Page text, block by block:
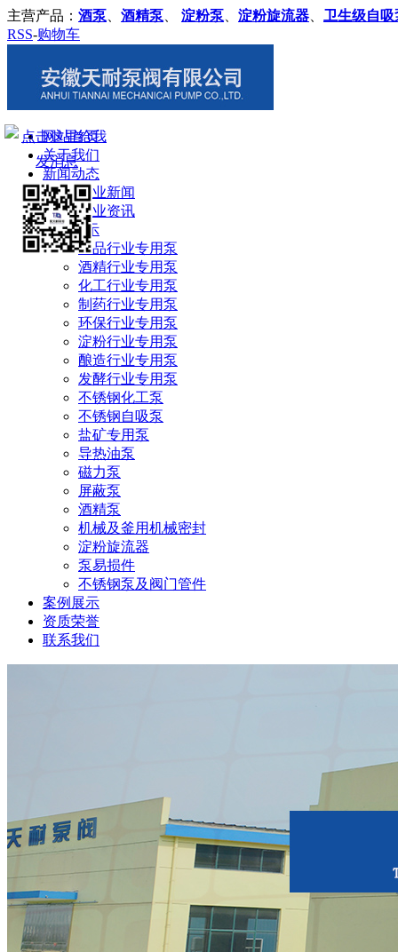
主营产品： 酒泵 酒精泵 淀粉泵 淀粉旋流器
卫生级自吸
RSS-购物车
网站首页
关于我们
新闻动态
企业新闻
行业资讯
产品展示
食品行业专用泵
酒精行业专用泵
化工行业专用泵
制药行业专用泵
环保行业专用泵
淀粉行业专用泵
酿造行业专用泵
发酵行业专用泵
不锈钢化工泵
不锈钢自吸泵
盐矿专用泵
导热油泵
磁力泵
屏蔽泵
酒精泵
机械及釜用机械密封
淀粉旋流器
泵易损件
不锈钢泵及阀门管件
案例展示
资质荣誉
联系我们